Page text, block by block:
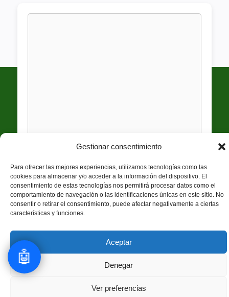
Gestionar consentimiento
Para ofrecer las mejores experiencias, utilizamos tecnologías como las
cookies para almacenar y/o acceder a la información del dispositivo. El
consentimiento de estas tecnologías nos permitirá procesar datos como el
comportamiento de navegación o las identificaciones únicas en este sitio. No
consentir o retirar el consentimiento, puede afectar negativamente a ciertas
características y funciones.
Aceptar
Denegar
Ver preferencias
🤖